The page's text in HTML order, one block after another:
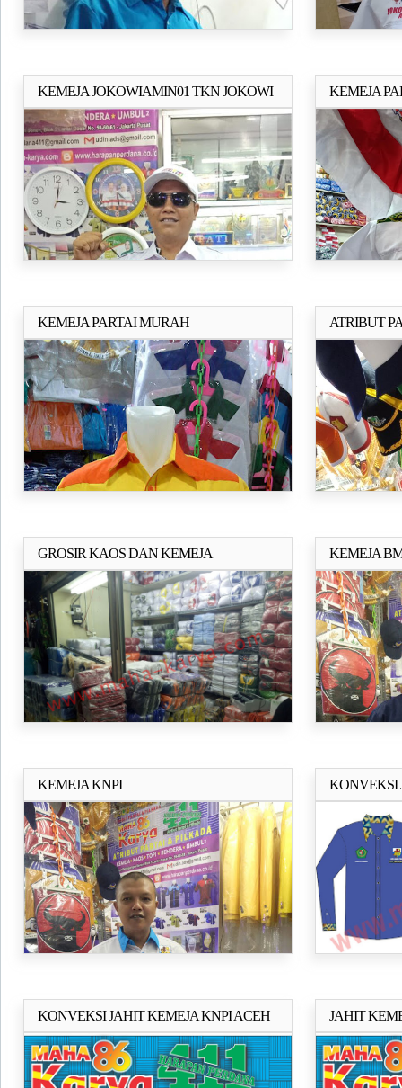
KEMEJA JOKOWIAMIN01 TKN JOKOWI
AMIN
Selengkapnya..
KEMEJA
(UDIN-
KEMEJA PARTAI MURAH
ATRIBUT
KEMEJA/
GROSIR KAOS DAN KEMEJASelengkapnya.. KEMEJA
KEMEJA KNPI
KONVEKSI
DAN ACEH
KONVEKSI JAHIT KEMEJA KNPI ACEH
PO(Pre Order) / KEMEJA ORMAS / KEMEJA
LSM / PASAR SENEN
Selengkapnya..
JAHIT
KEMEJA